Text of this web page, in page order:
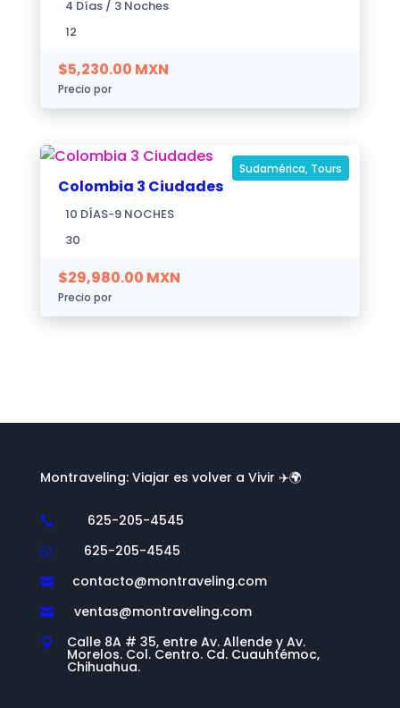
4 Días / 3 Noches
12
Precio por
$5,230.00 MXN
Sudamérica, Tours
Colombia 3 Ciudades
10 DÍAS-9 NOCHES
30
Precio por
$29,980.00 MXN
Montraveling: Viajar es volver a Vivir ✈️🌍
 625-205-4545
 625-205-4545
 contacto@montraveling.com
 ventas@montraveling.com
 Calle 8A # 35, entre Av. Allende y Av.
Morelos. Col. Centro. Cd. Cuauhtémoc,
Chihuahua.